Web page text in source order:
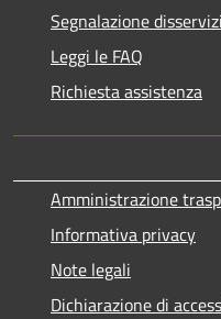
Segnalazione
Leggi le FAQ
Richiesta assistenza
Amministrazione
Informativa privacy
Note legali
Dichiarazione di